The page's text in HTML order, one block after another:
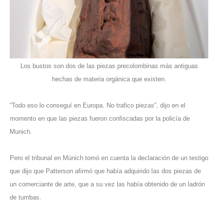
Los bustos son dos de las piezas precolombinas más antiguas
hechas de materia orgánica que existen.
“Todo eso lo conseguí en Europa. No trafico piezas”, dijo en el
momento en que las piezas fueron confiscadas por la policía de
Munich.
Pero el tribunal en Múnich tomó en cuenta la declaración de un testigo
que dijo que Patterson afirmó que había adquirido las dos piezas de
un comerciante de arte, que a su vez las había obtenido de un ladrón
de tumbas.